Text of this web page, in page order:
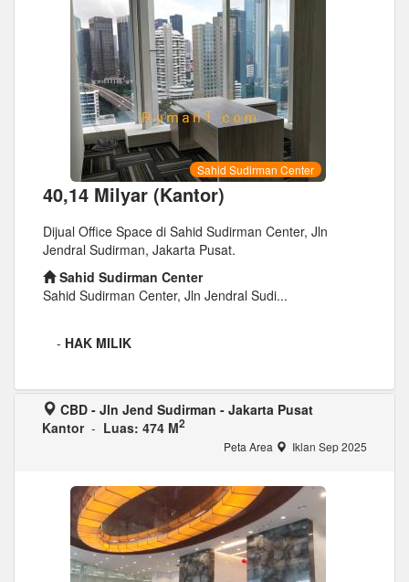
Sahid Sudirman Center
40,14 Milyar (Kantor)
Dijual Office Space di Sahid Sudirman Center, Jln
Jendral Sudirman, Jakarta Pusat.
Sahid Sudirman Center
Sahid Sudirman Center, Jln Jendral Sudi...
- HAK MILIK
CBD - Jln Jend Sudirman - Jakarta Pusat
Kantor- Luas: 474 M2
Peta Area Iklan Sep 2025